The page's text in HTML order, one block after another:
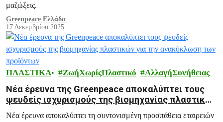
μαζώξεις.
Greenpeace Ελλάδα
17 Δεκεμβρίου 2025
ΠΛΑΣΤΙΚΑ ΖωήΧωρίςΠλαστικό ΑλλαγήΣυνήθειας
Νέα έρευνα της Greenpeace αποκαλύπτει τους
ψευδείς ισχυρισμούς της βιομηχανίας πλαστικών
για την ανακύκλωση των προϊόντων
Νέα έρευνα αποκαλύπτει τη συντονισμένη προσπάθεια εταιρειών